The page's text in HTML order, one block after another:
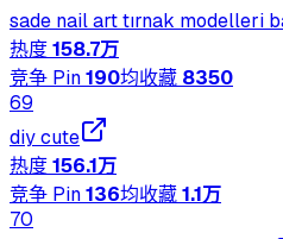
sade nail art tırnak modelleri
热度158.7万
竞争 Pin190均收藏 8350
69
diy cute
热度156.1万
竞争 Pin136均收藏1.1万
70